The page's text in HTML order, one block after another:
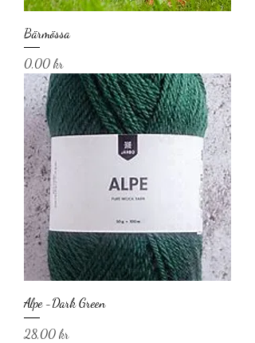
Bärmössa
Pris
0,00 kr
Alpe -Dark Green
Pris
28,00 kr